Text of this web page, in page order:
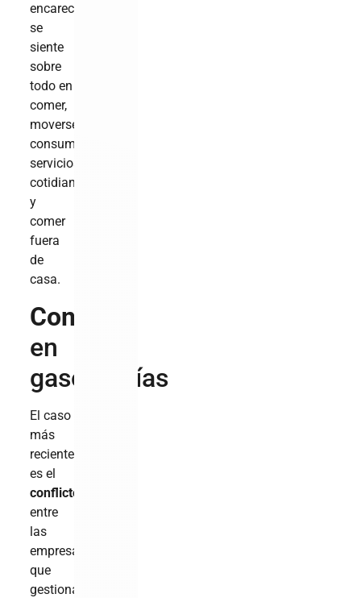
encarecimiento
se
siente
sobre
todo en
comer,
moverse,
consumir
servicios
cotidianos
y
comer
fuera
de
casa.
Conflicto
en
gasolinerías
El caso
más
reciente
es el
conflicto
entre
las
empresas
que
gestionan